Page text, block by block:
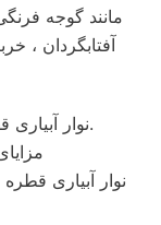
مانند گوجه
آفتابگردان ،
نوار آبیاری قطره ای در گلخانه ها نیز قابل استفاده است.
نوار آبیاری